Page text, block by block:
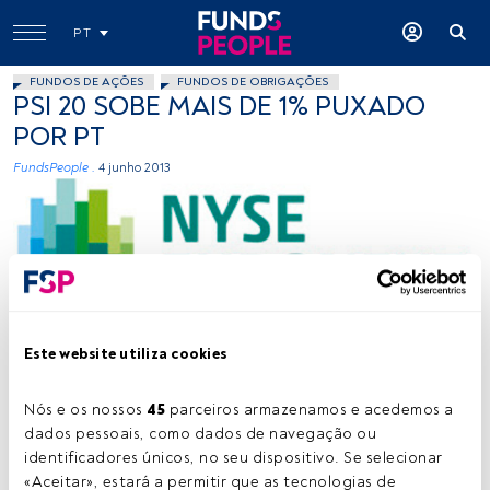
Este website utiliza cookies
Nós e os nossos 45 parceiros armazenamos e acedemos a
dados pessoais, como dados de navegação ou
identificadores únicos, no seu dispositivo. Se selecionar
«Aceitar», estará a permitir que as tecnologias de
PT
FUNDOS DE AÇÕES FUNDOS DE OBRIGAÇÕES
PSI 20 SOBE MAIS DE 1% PUXADO
POR PT
FundsPeople . 4 junho 2013
cedida
Tempo de leitura:1 min.